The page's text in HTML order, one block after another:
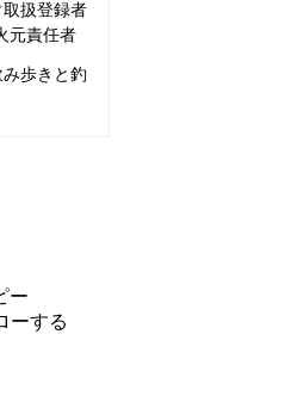
扱登録者
元責任者
歩きと釣
ー
ーする